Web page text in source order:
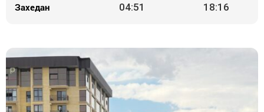
Захедан 04:51 18:16